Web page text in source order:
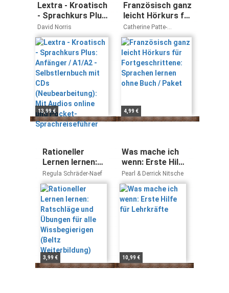
Lextra - Kroatisch
- Sprachkurs Plus:
Anfänger / A1/A2
- Selbstlernbuch
mit CDs
(Neubearbeitung):
Mit Audios online
und Pocket-
Sprachreiseführer
David Norris
13,99 €
Französisch ganz
leicht Hörkurs für
Fortgeschrittene:
Sprachen lernen
ohne Buch /
Paket
Catherine Patte-
Möllmann Nicole Laudut
4,99 €
Rationeller
Lernen lernen:
Ratschläge und
Übungen für alle
Wissbegierigen
(Beltz
Weiterbildung)
Regula Schräder-Naef
3,99 €
Was mache ich
wenn: Erste Hilfe
für Lehrkräfte
Pearl & Derrick Nitsche
10,99 €